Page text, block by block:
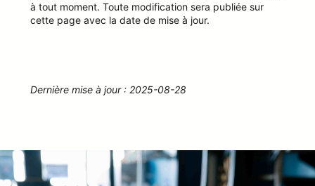
à tout moment. Toute modification sera publiée sur
cette page avec la date de mise à jour.
Dernière mise à jour : 2025-08-28